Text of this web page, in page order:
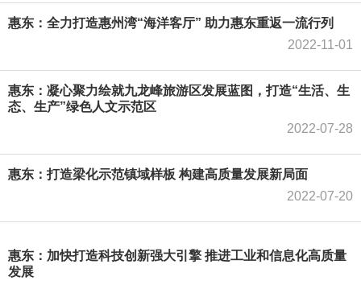
惠东：全力打造惠州湾“海洋客厅” 助力惠东重返一流行列
2022-11-01
惠东：凝心聚力绘就九龙峰旅游区发展蓝图，打造“生活、生
态、生产”绿色人文示范区
2022-07-28
惠东：打造梁化示范镇域样板 构建高质量发展新局面
2022-07-20
惠东：加快打造科技创新强大引擎 推进工业和信息化高质量
发展